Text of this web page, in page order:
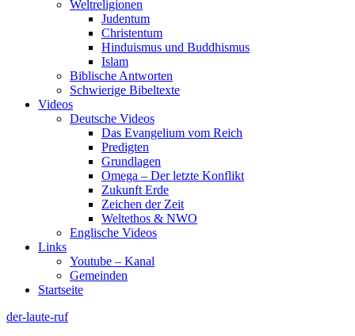
Weltreligionen
Judentum
Christentum
Hinduismus und Buddhismus
Islam
Biblische Antworten
Schwierige Bibeltexte
Videos
Deutsche Videos
Das Evangelium vom Reich
Predigten
Grundlagen
Omega – Der letzte Konflikt
Zukunft Erde
Zeichen der Zeit
Weltethos & NWO
Englische Videos
Links
Youtube – Kanal
Gemeinden
Startseite
der-laute-ruf